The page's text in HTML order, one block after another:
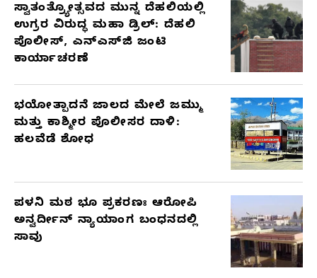
ಸ್ವಾತಂತ್ರ್ಯೋತ್ಸವದ ಮುನ್ನ ದೆಹಲಿಯಲ್ಲಿ
ಉಗ್ರರ ವಿರುದ್ಧ ಮಹಾ ಡ್ರಿಲ್: ದೆಹಲಿ
ಪೊಲೀಸ್, ಎನ್‌ಎಸ್‌ಜಿ ಜಂಟಿ
ಕಾರ್ಯಾಚರಣೆ
ಭಯೋತ್ಪಾದನೆ ಜಾಲದ ಮೇಲೆ ಜಮ್ಮು
ಮತ್ತು ಕಾಶ್ಮೀರ ಪೊಲೀಸರ ದಾಳಿ:
ಹಲವೆಡೆ ಶೋಧ
ಪಳನಿ ಮಠ ಭೂ ಪ್ರಕರಣಃ ಆರೋಪಿ
ಅನ್ವರ್ದೀನ್ ನ್ಯಾಯಾಂಗ ಬಂಧನದಲ್ಲಿ
ಸಾವು